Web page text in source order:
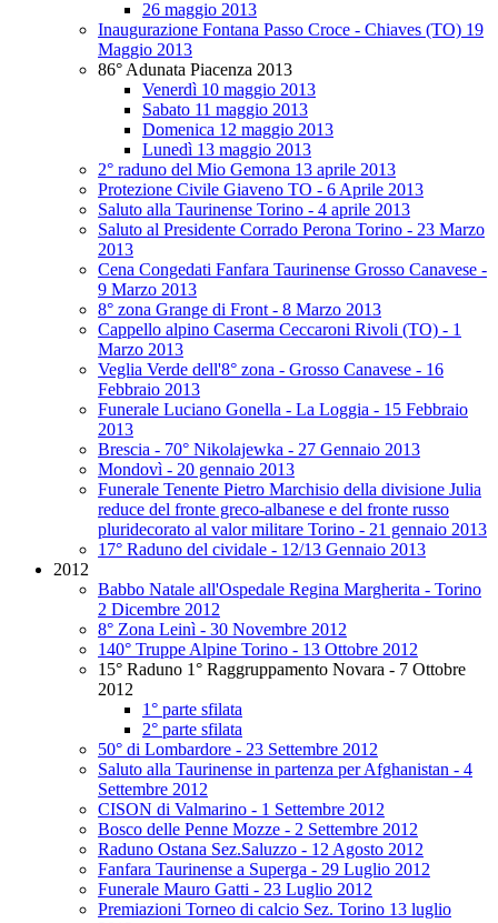
26 maggio 2013
Inaugurazione Fontana Passo Croce - Chiaves (TO) 19
Maggio 2013
86° Adunata Piacenza 2013
Venerdì 10 maggio 2013
Sabato 11 maggio 2013
Domenica 12 maggio 2013
Lunedì 13 maggio 2013
2° raduno del Mio Gemona 13 aprile 2013
Protezione Civile Giaveno TO - 6 Aprile 2013
Saluto alla Taurinense Torino - 4 aprile 2013
Saluto al Presidente Corrado Perona Torino - 23 Marzo
2013
Cena Congedati Fanfara Taurinense Grosso Canavese -
9 Marzo 2013
8° zona Grange di Front - 8 Marzo 2013
Cappello alpino Caserma Ceccaroni Rivoli (TO) - 1
Marzo 2013
Veglia Verde dell'8° zona - Grosso Canavese - 16
Febbraio 2013
Funerale Luciano Gonella - La Loggia - 15 Febbraio
2013
Brescia - 70° Nikolajewka - 27 Gennaio 2013
Mondovì - 20 gennaio 2013
Funerale Tenente Pietro Marchisio della divisione Julia
reduce del fronte greco-albanese e del fronte russo
pluridecorato al valor militare Torino - 21 gennaio 2013
17° Raduno del cividale - 12/13 Gennaio 2013
2012
Babbo Natale all'Ospedale Regina Margherita - Torino
2 Dicembre 2012
8° Zona Leinì - 30 Novembre 2012
140° Truppe Alpine Torino - 13 Ottobre 2012
15° Raduno 1° Raggruppamento Novara - 7 Ottobre
2012
1° parte sfilata
2° parte sfilata
50° di Lombardore - 23 Settembre 2012
Saluto alla Taurinense in partenza per Afghanistan - 4
Settembre 2012
CISON di Valmarino - 1 Settembre 2012
Bosco delle Penne Mozze - 2 Settembre 2012
Raduno Ostana Sez.Saluzzo - 12 Agosto 2012
Fanfara Taurinense a Superga - 29 Luglio 2012
Funerale Mauro Gatti - 23 Luglio 2012
Premiazioni Torneo di calcio Sez. Torino 13 luglio